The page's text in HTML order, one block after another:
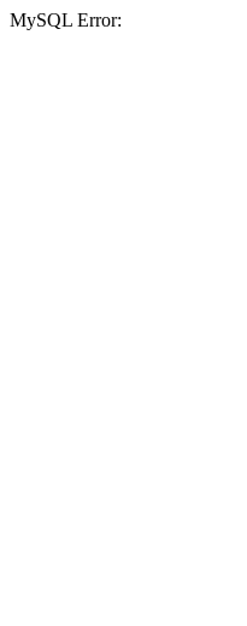
MySQL Error: